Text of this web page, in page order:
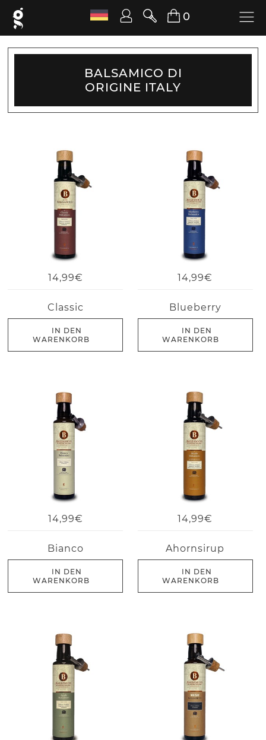
0
BALSAMICO DI
ORIGINE ITALY
14,99€
Classic
IN DEN
WARENKORB
14,99€
Blueberry
IN DEN
WARENKORB
14,99€
Bianco
IN DEN
WARENKORB
14,99€
Ahornsirup
IN DEN
WARENKORB